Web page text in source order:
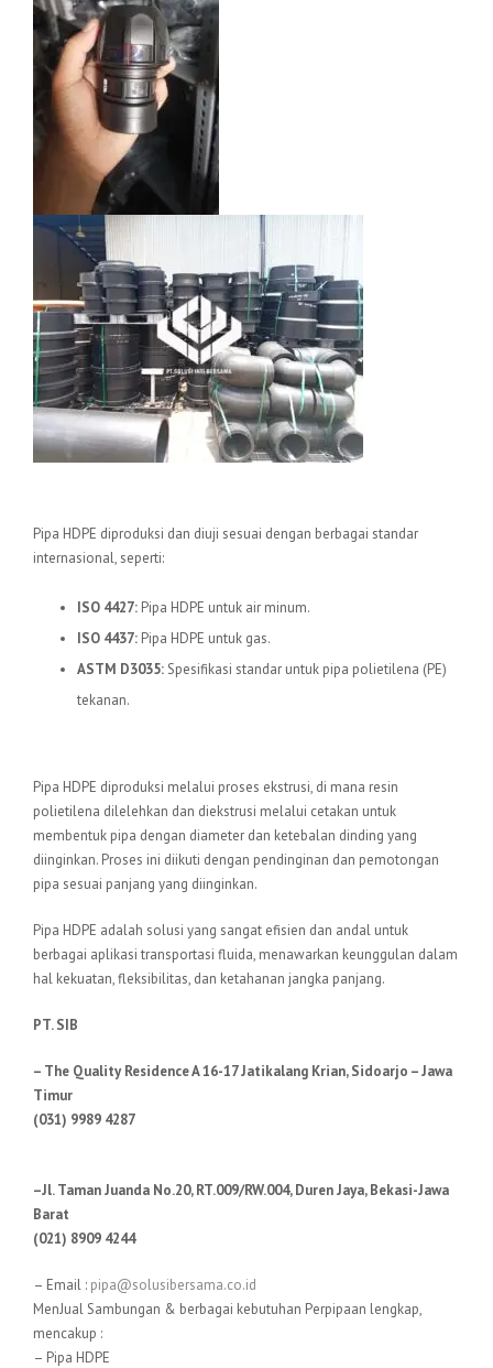
Pipa HDPE diproduksi dan diuji sesuai dengan berbagai standar
internasional, seperti:
ISO 4427: Pipa HDPE untuk air minum.
ISO 4437: Pipa HDPE untuk gas.
ASTM D3035:Spesifikasi standar untuk pipa polietilena (PE)
tekanan.
Pipa HDPE diproduksi melalui proses ekstrusi, di mana resin
polietilena dilelehkan dan diekstrusi melalui cetakan untuk
membentuk pipa dengan diameter dan ketebalan dinding yang
diinginkan. Proses ini diikuti dengan pendinginan dan pemotongan
pipa sesuai panjang yang diinginkan.
Pipa HDPE adalah solusi yang sangat efisien dan andal untuk
berbagai aplikasi transportasi fluida, menawarkan keunggulan dalam
hal kekuatan, fleksibilitas, dan ketahanan jangka panjang.
PT. SIB
– The Quality Residence A 16-17 Jatikalang Krian, Sidoarjo – Jawa
Timur
(031) 9989 4287
–Jl. Taman Juanda No.20, RT.009/RW.004, Duren Jaya, Bekasi-Jawa
Barat
(021) 8909 4244
– Email : pipa@solusibersama.co.id
MenJual Sambungan & berbagai kebutuhan Perpipaan lengkap,
mencakup :
– Pipa HDPE